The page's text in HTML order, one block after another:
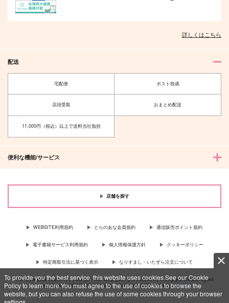
To provide you the best service, this website uses cookies.See our Cookie
Policy to learn more.You must agree to the use of cookies to browse the
website, but you can also refuse the use of some cookies through your browser
詳しくはこちら
配送
宅配便 ポスト投函
店頭受取 おまとめ配送
11,000円（税込）以上で送料当社負担
便利な機能/サービス
店舗を探す
WEBSITE利用規約 とらのあな会員規約 通信販売ポイント規約
電子書籍サービス利用規約 個人情報保護方針 クッキーポリシー
特定商取引法に基づく表示 なりすまし・いたずら注文について
For Overseas customer, now you can ship your purchases by using purchases agent
services “AOCS”! Click {more…} for more information …more